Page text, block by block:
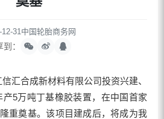
31中国轮胎商务网
：
合成新材料有限公司投资兴建、
5万吨丁基橡胶装置，在中国首家
重奠基。该项目建成后，将成为我